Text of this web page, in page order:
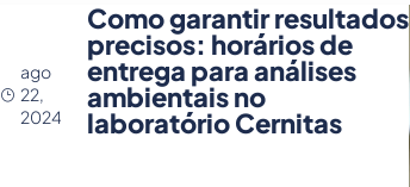
Como garantir resultados
precisos: horários de
entrega para análises
ambientais no
laboratório Cernitas
ago
22,
2024